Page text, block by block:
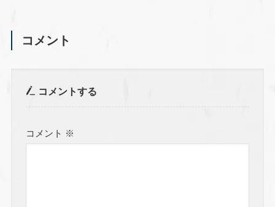
コメント
コメントする
コメント ※